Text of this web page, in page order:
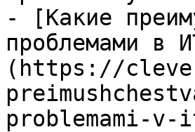
- [Какие
проблемами в
(https://
problemami-